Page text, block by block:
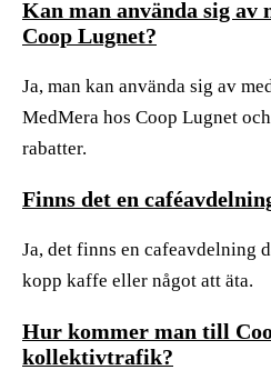
Kan man använda sig av
Coop Lugnet?
Ja, man kan använda sig av
MedMera hos Coop Lugnet
rabatter.
Finns det en
Ja, det finns en cafeavdelning
kopp kaffe eller något att äta.
Hur kommer man till
kollektivtrafik?